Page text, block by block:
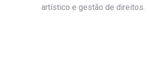
artístico e gestão de direitos.